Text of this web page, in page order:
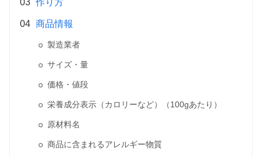
商品情報
製造業者
サイズ・量
価格・値段
栄養成分表示（カロリーなど）（100gあたり）
原材料名
商品に含まれるアレルギー物質